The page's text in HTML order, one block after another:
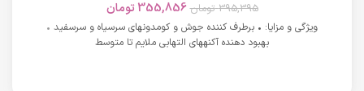
395,395 تومان 355,856 تومان
ویژگی و مزایا: • برطرف کننده جوش و کومدونهای سرسیاه و سرسفید •
بهبود دهنده آکنههای التهابی ملایم تا متوسط